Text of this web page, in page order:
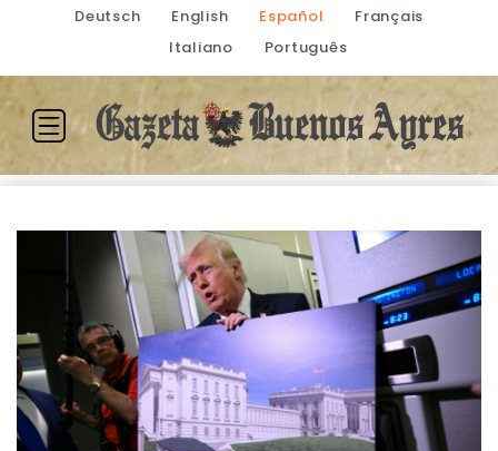
Deutsch English Español
Français
Italiano
Português